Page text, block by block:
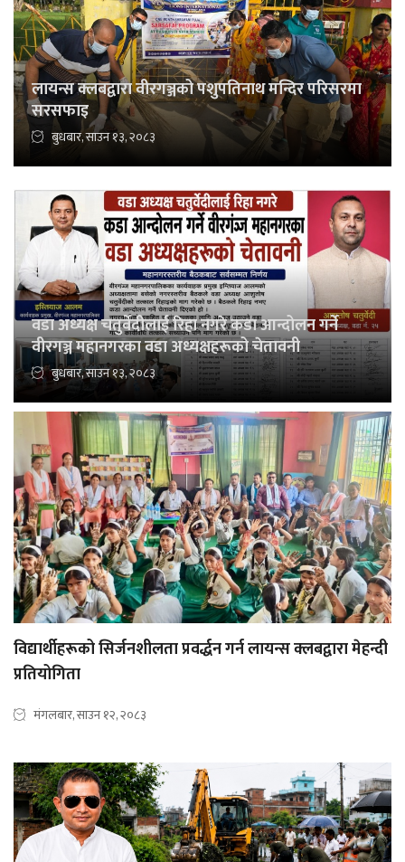
लायन्स क्लबद्वारा वीरगञ्जको पशुपतिनाथ मन्दिर परिसरमा
सरसफाइ
बुधबार, साउन १३, २०८३
वडा अध्यक्ष चतुर्वेदीलाई रिहा नगरे कडा आन्दोलन गर्ने
वीरगञ्ज महानगरका वडा अध्यक्षहरूको चेतावनी
बुधबार, साउन १३, २०८३
विद्यार्थीहरूको सिर्जनशीलता प्रवर्द्धन गर्न लायन्स क्लबद्वारा मेहन्दी
प्रतियोगिता
मंगलबार, साउन १२, २०८३